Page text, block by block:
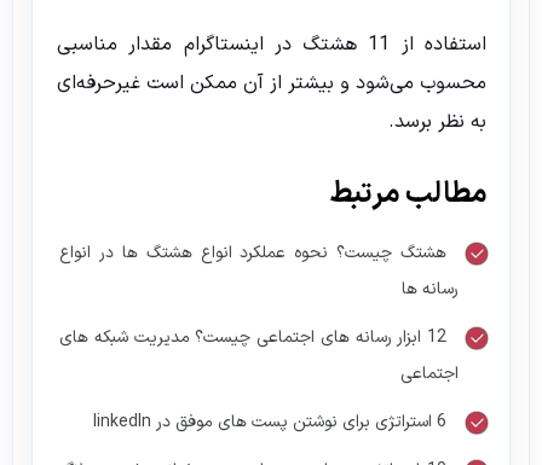
استفاده از 11 هشتگ در اینستاگرام مقدار مناسبی
محسوب می‌شود و بیشتر از آن ممکن است غیرحرفه‌ای
به نظر برسد.
مطالب مرتبط
هشتگ چیست؟ نحوه عملکرد انواع هشتگ ها در انواع
رسانه ها
12 ابزار رسانه های اجتماعی چیست؟ مدیریت شبکه های
اجتماعی
6 استراتژی برای نوشتن پست های موفق در linkedIn